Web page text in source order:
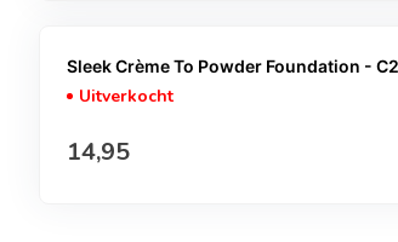
Sleek Crème To Powder Foundation -
Uitverkocht
Normale prijs
14,95